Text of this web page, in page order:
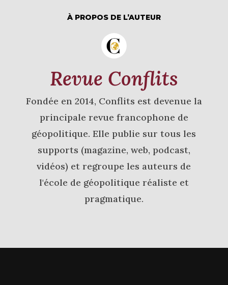
À PROPOS DE L’AUTEUR
Revue Conflits
Fondée en 2014, Conflits est devenue la
principale revue francophone de
géopolitique. Elle publie sur tous les
supports (magazine, web, podcast,
vidéos) et regroupe les auteurs de
l'école de géopolitique réaliste et
pragmatique.